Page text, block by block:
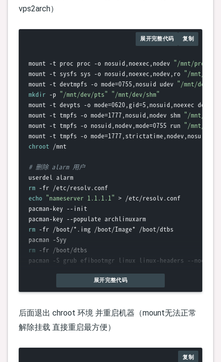
vps2arch）
展开完整代码 复制
mount -t proc proc -o nosuid,noexec,nodev "/mnt/proc"
mount -t sysfs sys -o nosuid,noexec,nodev,ro "/mnt/sys"
mount -t devtmpfs -o mode=0755,nosuid udev "/mnt/dev"
mkdir -p "/mnt/dev/pts" "/mnt/dev/shm"
mount -t devpts -o mode=0620,gid=5,nosuid,noexec
mount -t tmpfs -o mode=1777,nosuid,nodev shm "/mnt/dev/
mount -t tmpfs -o nosuid,nodev,mode=0755 run "/mnt/run"
mount -t tmpfs -o mode=1777,strictatime,nodev,nosuid
chroot /mnt
# 删除 alarm 用户
rm
echo "nameserver 1.1.1.1" > /etc/resolv.conf
pacman-key --init
rm -fr /boot/*.img /boot/Image* /boot/dtbs
rm -fr /boot/dtbs
pacman -S grub efibootmgr linux linux-headers --
# 这几步是之前 grub 读取不到 `Image` 开头的东西弄的，现在
cp /etc/grub.d/10_linux /etc/grub.d/10_linux.old
sed -i 's/initramfs-\${version}/initramfs-linux/g'
# 没有 dtb （device tree）
rm -fr /boot/dtbs
# 如果EFI分区为 /boot/EFI 那么路径为 /boot/EFI/grub/
展开完整代码
后面退出 chroot 环境 并重启机器（mount无法正常
解除挂载 直接重启最方便）
复制